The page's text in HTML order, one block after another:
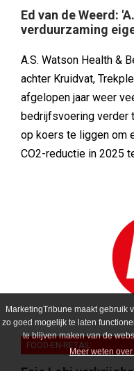
MarketingTribune maakt gebruik
zo goed mogelijk te laten
te blijven maken van de
Meer weten
Ed van de Weerd:
verduurzaming
A.S. Watson Health &
achter Kruidvat,
afgelopen jaar weer
bedrijfsvoering verder
op koers te liggen om
CO2-reductie in 2025
FOOD-EN-RETAIL